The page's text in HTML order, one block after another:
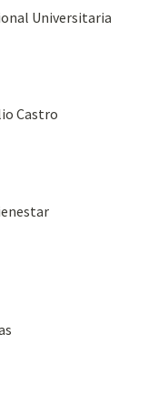
Universitaria
Castro